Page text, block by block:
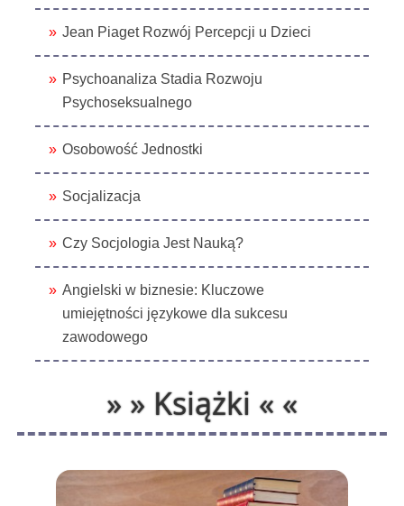
Jean Piaget Rozwój Percepcji u Dzieci
Psychoanaliza Stadia Rozwoju
Psychoseksualnego
Osobowość Jednostki
Socjalizacja
Czy Socjologia Jest Nauką?
Angielski w biznesie: Kluczowe
umiejętności językowe dla sukcesu
zawodowego
» » Książki « «